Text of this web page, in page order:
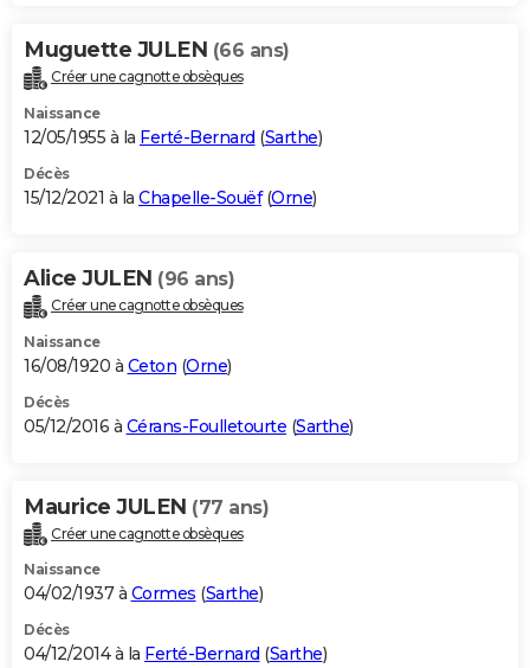
Bricolage
Lifestyle
Culture
Sport
Auto
Television
Voyage
Cinema
Muguette JULEN (66 ans)
Créer une cagnotte obsèques
Naissance
12/05/1955 à la Ferté-Bernard (Sarthe)
Décès
15/12/2021 à la Chapelle-Souëf(Orne)
Alice JULEN (96 ans)
Créer une cagnotte obsèques
Naissance
16/08/1920 à Ceton (Orne)
Décès
05/12/2016 à Cérans-Foulletourte (Sarthe)
Maurice JULEN (77 ans)
Créer une cagnotte obsèques
Naissance
04/02/1937 à Cormes (Sarthe)
Décès
04/12/2014 à la Ferté-Bernard (Sarthe)